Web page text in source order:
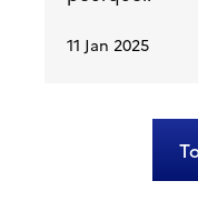
11 Jan 2025